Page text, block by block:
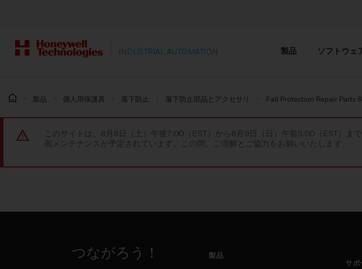
INDUSTRIAL AUTOMATION 製品 ソフトウェ
製品 個人用保護具 落下防止 落下防止部品とアクセサリ Fall Protection Repair Parts 8
このサイトは、8月8日（土）午後7:00（EST）から8月9日（日）午前5:00（EST）
画メンテナンスが予定されています。この間、ご理解とご協力をお願いいたします。
つながろう！ 製品
サポ